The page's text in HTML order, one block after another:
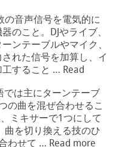
の音声信号を電気的に
のこと。DJやライブ、
ンテーブルやマイク、
れた信号を加算し、イ
すること … Read
では主にターンテーブ
の曲を混ぜ合わせるこ
ミキサーで1つにして
曲を切り換える技のひ
わせて … Read more